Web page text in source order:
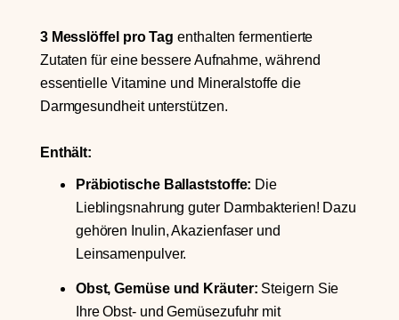
3 Messlöffel pro Tag enthalten fermentierte
Zutaten für eine bessere Aufnahme, während
essentielle Vitamine und Mineralstoffe die
Darmgesundheit unterstützen.
Enthält:
Präbiotische Ballaststoffe: Die
Lieblingsnahrung guter Darmbakterien! Dazu
gehören Inulin, Akazienfaser und
Leinsamenpulver.
Obst, Gemüse und Kräuter: Steigern Sie
Ihre Obst- und Gemüsezufuhr mit